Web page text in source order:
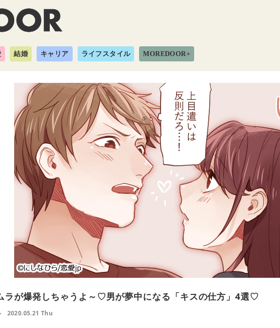
結婚 キャリア ライフスタイル MOREDOOR+
ラが爆発しちゃうよ～♡男が夢中になる「キスの仕方」4選♡
2020.05.21 Thu